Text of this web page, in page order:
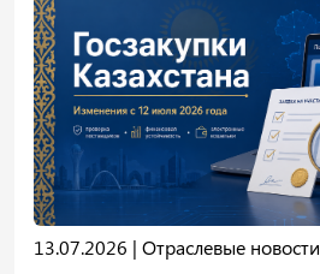
13.07.2026 | Отраслевые новости